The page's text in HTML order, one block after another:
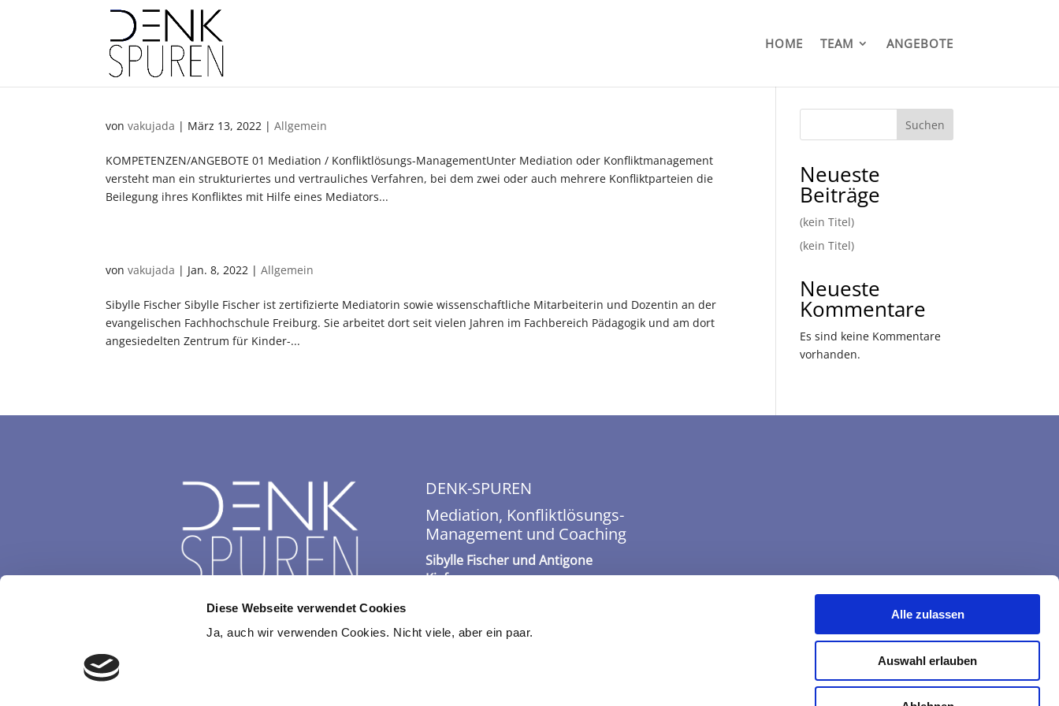
Diese Webseite verwendet Cookies
Ja, auch wir verwenden Cookies. Nicht viele, aber ein paar.
Alle zulassen
Auswahl erlauben
HOME TEAM ANGEBOTE
vonvakujada | März 13, 2022 |Allgemein
KOMPETENZEN/ANGEBOTE 01 Mediation / Konfliktlösungs-ManagementUnter Mediation oder Konfliktmanagement
versteht man ein strukturiertes und vertrauliches Verfahren, bei dem zwei oder auch mehrere Konfliktparteien die
Beilegung ihres Konfliktes mit Hilfe eines Mediators...
vonvakujada | Jan. 8, 2022 |Allgemein
Sibylle Fischer Sibylle Fischer ist zertifizierte Mediatorin sowie wissenschaftliche Mitarbeiterin und Dozentin an der
evangelischen Fachhochschule Freiburg. Sie arbeitet dort seit vielen Jahren im Fachbereich Pädagogik und am dort
angesiedelten Zentrum für Kinder-...
Suchen
Neueste
Beiträge
(kein Titel)
(kein Titel)
Neueste
Kommentare
Es sind keine Kommentare
vorhanden.
DENK-SPUREN
Mediation, Konfliktlösungs-
Management und Coaching
Sibylle Fischer und Antigone
Kiefner